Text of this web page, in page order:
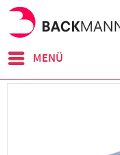
MENÜ